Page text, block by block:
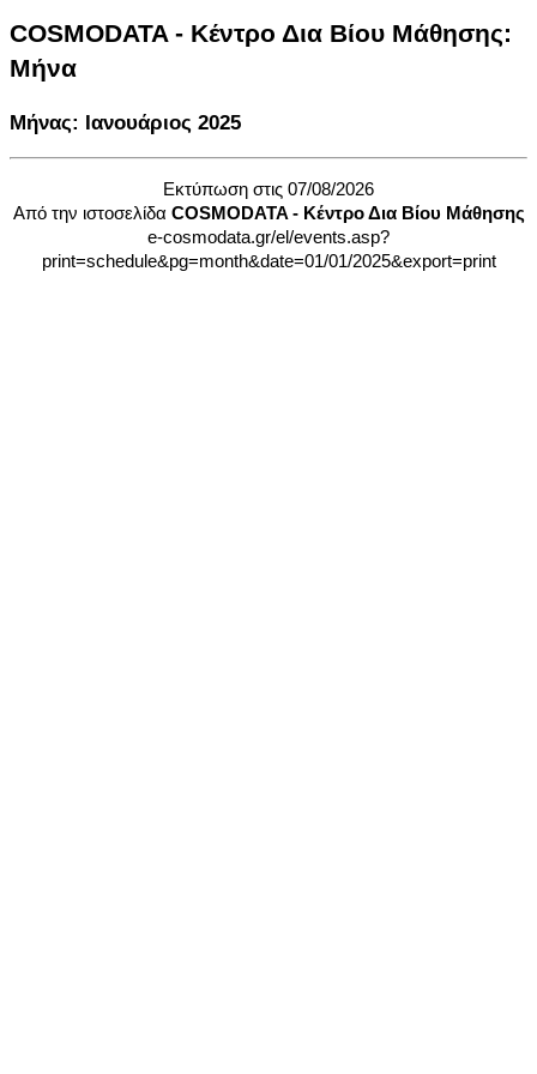
COSMODATA - Κέντρο Δια Βίου Μάθησης:
Μήνα
Μήνας: Ιανουάριος 2025
Εκτύπωση στις 07/08/2026
Από την ιστοσελίδα COSMODATA - Κέντρο Δια Βίου Μάθησης
e-cosmodata.gr/el/events.asp?
print=schedule&pg=month&date=01/01/2025&export=print